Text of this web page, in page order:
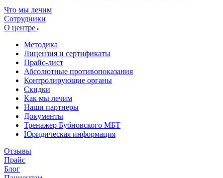
Что мы лечим
Сотрудники
О центре
Методика
Лицензия и сертификаты
Прайс-лист
Абсолютные противопоказания
Контролирующие органы
Скидки
Как мы лечим
Наши партнеры
Документы
Тренажер Бубновского МБТ
Юридическая информация
Отзывы
Прайс
Блог